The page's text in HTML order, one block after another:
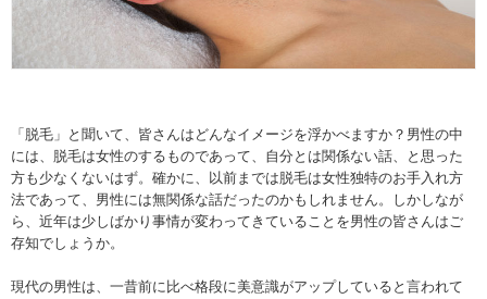
「脱毛」と聞いて、皆さんはどんなイメージを浮かべますか？男性の中
には、脱毛は女性のするものであって、自分とは関係ない話、と思った
方も少なくないはず。確かに、以前までは脱毛は女性独特のお手入れ方
法であって、男性には無関係な話だったのかもしれません。しかしなが
ら、近年は少しばかり事情が変わってきていることを男性の皆さんはご
存知でしょうか。
現代の男性は、一昔前に比べ格段に美意識がアップしていると言われて